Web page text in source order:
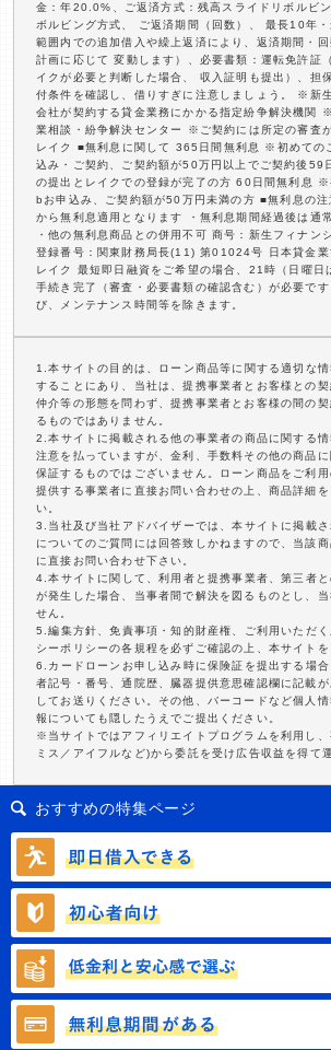
金：年20.0%、ご返済方式：残高スライドリボルビ
ボルビング方式、 ご返済期間（回数）、 最長10年
範囲内での追加借入や繰上返済により、返済期間・
計画に応じて 変動します）、必要書類：運転免許証
イクが必要と判断した場合、 収入証明も提出）、担
付条件を確認し、借りすぎに注意しましょう。 ※新
会社が契約する貸金業務にかかる指定紛争解決機関
業相談・紛争解決センター ※ご契約には所定の審査
レイク ■無利息に関して 365日間無利息 ※初めての
込み・ご契約、ご契約額が50万円以上でご契約後59
の提出とレイクでの登録が完了の方 60日間無利息
bお申込み、ご契約額が50万円未満の方 ■無利息の注
から無利息適用となります ・無利息期間経過後は通
・他の無利息商品との併用不可 商号：新生フィナン
登録番号：関東財務局長(11) 第01024号 日本貸金
レイク 最短即日融資をご希望の場合、21時（日曜日
手続き完了（審査・必要書類の確認含む）が必要です
び、メンテナンス時間等を除きます。
1.本サイトの目的は、ローン商品等に関する適切な
することにあり、当社は、提携事業者とお客様との契
仲介等の形態を問わず、提携事業者とお客様の間の
るものではありません。
2.本サイトに掲載される他の事業者の商品に関する
注意を払っていますが、金利、手数料その他の商品
保証するものではございません。ローン商品をご利
提供する事業者に直接お問い合わせの上、商品詳細を
い。
3.当社及び当社アドバイザーでは、本サイトに掲載
についてのご質問には回答致しかねますので、当該
に直接お問い合わせ下さい。
4.本サイトに関して、利用者と提携事業者、第三者
が発生した場合、当事者間で解決を図るものとし、
せん。
5.編集方針、免責事項・知的財産権、ご利用いただ
シーポリシーの各規程を必ずご確認の上、本サイトを
6.カードローンお申し込み時に保険証を提出する場
者記号・番号、通院歴、臓器提供意思確認欄に記載
してお送りください。その他、バーコードなど個人
報についても隠したうえでご提出ください。
※当サイトではアフィリエイトプログラムを利用し、
ミス／アイフルなど)から委託を受け広告収益を得て
おすすめの特集ページ